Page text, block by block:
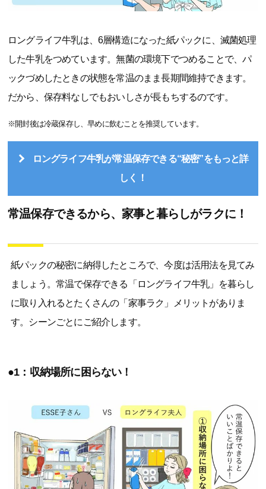
ロングライフ牛乳は、6層構造になった紙パックに、滅菌処理
した牛乳をつめています。無菌の環境下でつめることで、パ
ックづめしたときの状態を常温のまま長期間維持できます。
だから、保存料なしでもおいしさが長もちするのです。
※開封後は冷蔵保存し、早めに飲むことを推奨しています。
ロングライフ牛乳が常温保存できる“秘密”をもっと詳
しく！
常温保存できるから、家事と暮らしがラクに！
紙パックの秘密に納得したところで、今度は活用法を見てみ
ましょう。常温で保存できる「ロングライフ牛乳」を暮らし
に取り入れるとたくさんの「家事ラク」メリットがありま
す。シーンごとにご紹介します。
●1：収納場所に困らない！